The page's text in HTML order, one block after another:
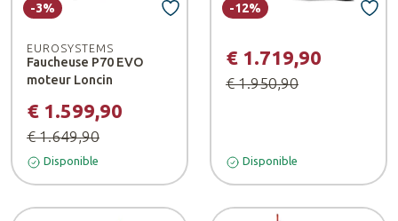
EUROSYSTEMS
Faucheuse P70 EVO
moteur Loncin
€ 1.599,90
€ 1.649,90
-3%
Disponible
€ 1.719,90
€ 1.950,90
-12%
Disponible